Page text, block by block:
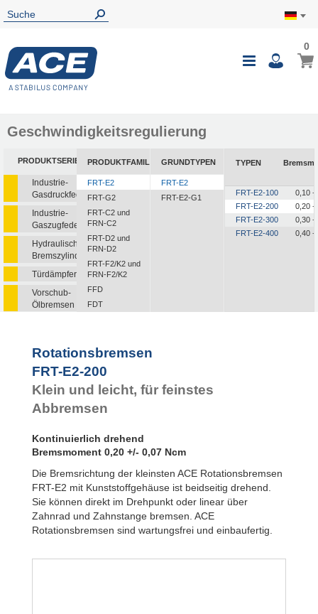
00
Geschwindigkeitsregulierung
PRODUKTSERIEN
Industrie-
Gasdruckfedern
Industrie-
Gaszugfedern
Hydraulische
Bremszylinder
Türdämpfer
Vorschub-
Ölbremsen
PRODUKTFAMILIEN
FRT-E2
FRT-G2
FRT-C2 und
FRN-C2
FRT-D2 und
FRN-D2
FRT-F2/K2 und
FRN-F2/K2
FFD
FDT
FYN-N1
FYN-S1
FYT-H1 und
FYN-H1
GRUNDTYPEN
FRT-E2
FRT-E2-G1
TYPEN
FRT-E2-100
0,10
FRT-E2-200
0,20
FRT-E2-300
0,30
FRT-E2-400
0,40
Rotationsbremsen
FRT-E2-200
Klein und leicht, für feinstes
Abbremsen
Kontinuierlich drehend
Bremsmoment 0,20 +/- 0,07 Ncm
Die Bremsrichtung der kleinsten ACE Rotationsbremsen
FRT-E2 mit Kunststoffgehäuse ist beidseitig drehend.
Sie können direkt im Drehpunkt oder linear über
Zahnrad und Zahnstange bremsen. ACE
Rotationsbremsen sind wartungsfrei und einbaufertig.